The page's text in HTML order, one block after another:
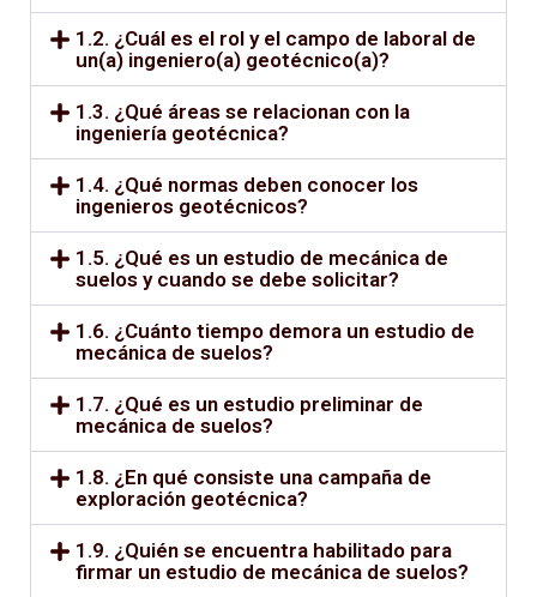
1.2. ¿Cuál es el rol y el campo de laboral de
un(a) ingeniero(a) geotécnico(a)?
1.3. ¿Qué áreas se relacionan con la
ingeniería geotécnica?
1.4. ¿Qué normas deben conocer los
ingenieros geotécnicos?
1.5. ¿Qué es un estudio de mecánica de
suelos y cuando se debe solicitar?
1.6. ¿Cuánto tiempo demora un estudio de
mecánica de suelos?
1.7. ¿Qué es un estudio preliminar de
mecánica de suelos?
1.8. ¿En qué consiste una campaña de
exploración geotécnica?
1.9. ¿Quién se encuentra habilitado para
firmar un estudio de mecánica de suelos?